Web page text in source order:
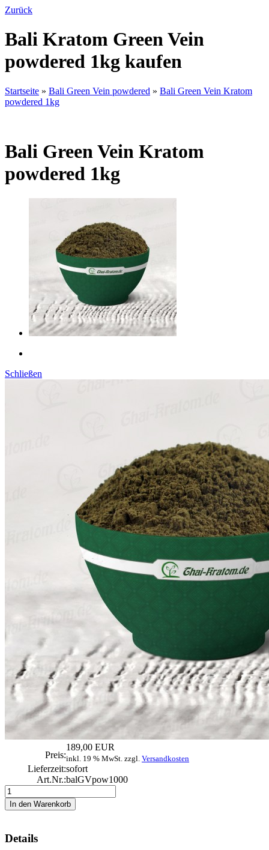
Zurück
Bali Kratom Green Vein
powdered 1kg kaufen
Startseite » Bali Green Vein powdered » Bali Green Vein Kratom
powdered 1kg
Bali Green Vein Kratom
powdered 1kg
Schließen
Preis:
189,00 EUR
inkl. 19 % MwSt. zzgl. Versandkosten
Lieferzeit:sofort
Art.Nr.:balGVpow1000
Details